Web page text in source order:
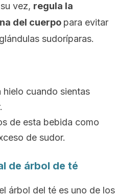
vez, regula la
del cuerpo para evitar
sudoríparas.
hielo cuando sientas
de esta bebida como
de sudor.
de árbol de té
árbol del té es uno de los